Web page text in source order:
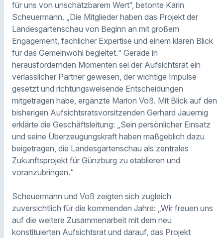
für uns von unschätzbarem Wert“, betonte Karin
Scheuermann. „Die Mitglieder haben das Projekt der
Landesgartenschau von Beginn an mit großem
Engagement, fachlicher Expertise und einem klaren Blick
für das Gemeinwohl begleitet.“ Gerade in
herausfordernden Momenten sei der Aufsichtsrat ein
verlässlicher Partner gewesen, der wichtige Impulse
gesetzt und richtungsweisende Entscheidungen
mitgetragen habe, ergänzte Marion Voß. Mit Blick auf den
bisherigen Aufsichtsratsvorsitzenden Gerhard Jauernig
erklärte die Geschäftsleitung: „Sein persönlicher Einsatz
und seine Überzeugungskraft haben maßgeblich dazu
beigetragen, die Landesgartenschau als zentrales
Zukunftsprojekt für Günzburg zu etablieren und
voranzubringen.“
Scheuermann und Voß zeigten sich zugleich
zuversichtlich für die kommenden Jahre: „Wir freuen uns
auf die weitere Zusammenarbeit mit dem neu
konstituierten Aufsichtsrat und darauf, das Projekt